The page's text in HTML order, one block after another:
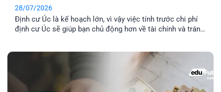
28/07/2026
Định cư Úc là kế hoạch lớn, vì vậy việc tính trước chi phí
định cư Úc sẽ giúp bạn chủ động hơn về tài chính và tránh